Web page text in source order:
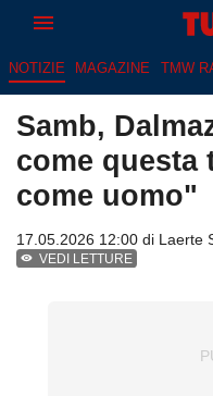
NOTIZIE MAGAZINE TMW
Samb,
come questa
come uomo"
17.05.2026 12:00 di Laerte
VEDI LETTURE